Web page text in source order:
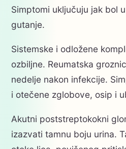
Simptomi uključuju jak bol
gutanje.
Sistemske i odložene
ozbiljne. Reumatska
nedelje nakon infekcije.
i otečene zglobove, osip i
Akutni poststreptokokni
izazvati tamnu boju urina.